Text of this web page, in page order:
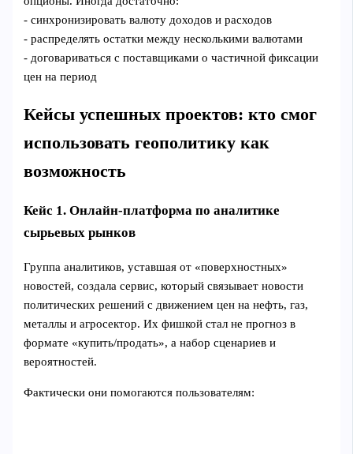
- синхронизировать валюту доходов и расходов
- распределять остатки между несколькими валютами
- договариваться с поставщиками о частичной фиксации
цен на период
Кейсы успешных проектов: кто смог
использовать геополитику как
возможность
Кейс 1. Онлайн‑платформа по аналитике
сырьевых рынков
Группа аналитиков, уставшая от «поверхностных»
новостей, создала сервис, который связывает новости
политических решений с движением цен на нефть, газ,
металлы и агросектор. Их фишкой стал не прогноз в
формате «купить/продать», а набор сценариев и
вероятностей.
Фактически они помогаются пользователям: